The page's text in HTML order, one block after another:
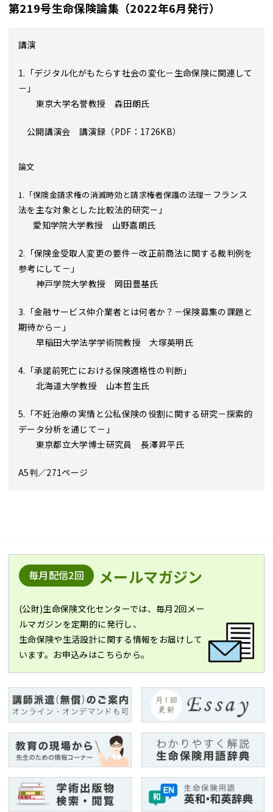
第219号生命保険論集（2022年6月発行）
講演
1.「デジタル化がもたらす社会の変化－生命保険に関連して
－」
東京大学名誉教授 森田朗氏
公開講演会 講演録（PDF：1726KB）
論文
1.「保険金請求権の消滅時効と請求権者保護の法理－フランス
法を主な対象とした比較法的研究－」
愛知学院大学教授 山野嘉朗氏
2.「保険金受取人変更の要件－改正前商法に関する裁判例を
参考にして－」
神戸学院大学教授 岡田豊基氏
3.「金融サービス仲介業者とは何者か？－保険募集の課題と
期待から－」
早稲田大学法学学術院教授 大塚英明氏
4.「承諾前死亡における保険適格性の判断」
北海道大学教授 山本哲生氏
5.「不妊治療の実情と公私保険の役割に関する研究－探索的
データ分析を通じて－」
東京都立大学博士研究員 長澤昇平氏
A5判／271ページ
毎月配信2回 メールマガジン
(公財)生命保険文化センターでは、毎月2回メー
ルマガジンを定期的に発行し、
生命保険や生活設計に関する情報をお届けして
います。お申込みはこちらから。